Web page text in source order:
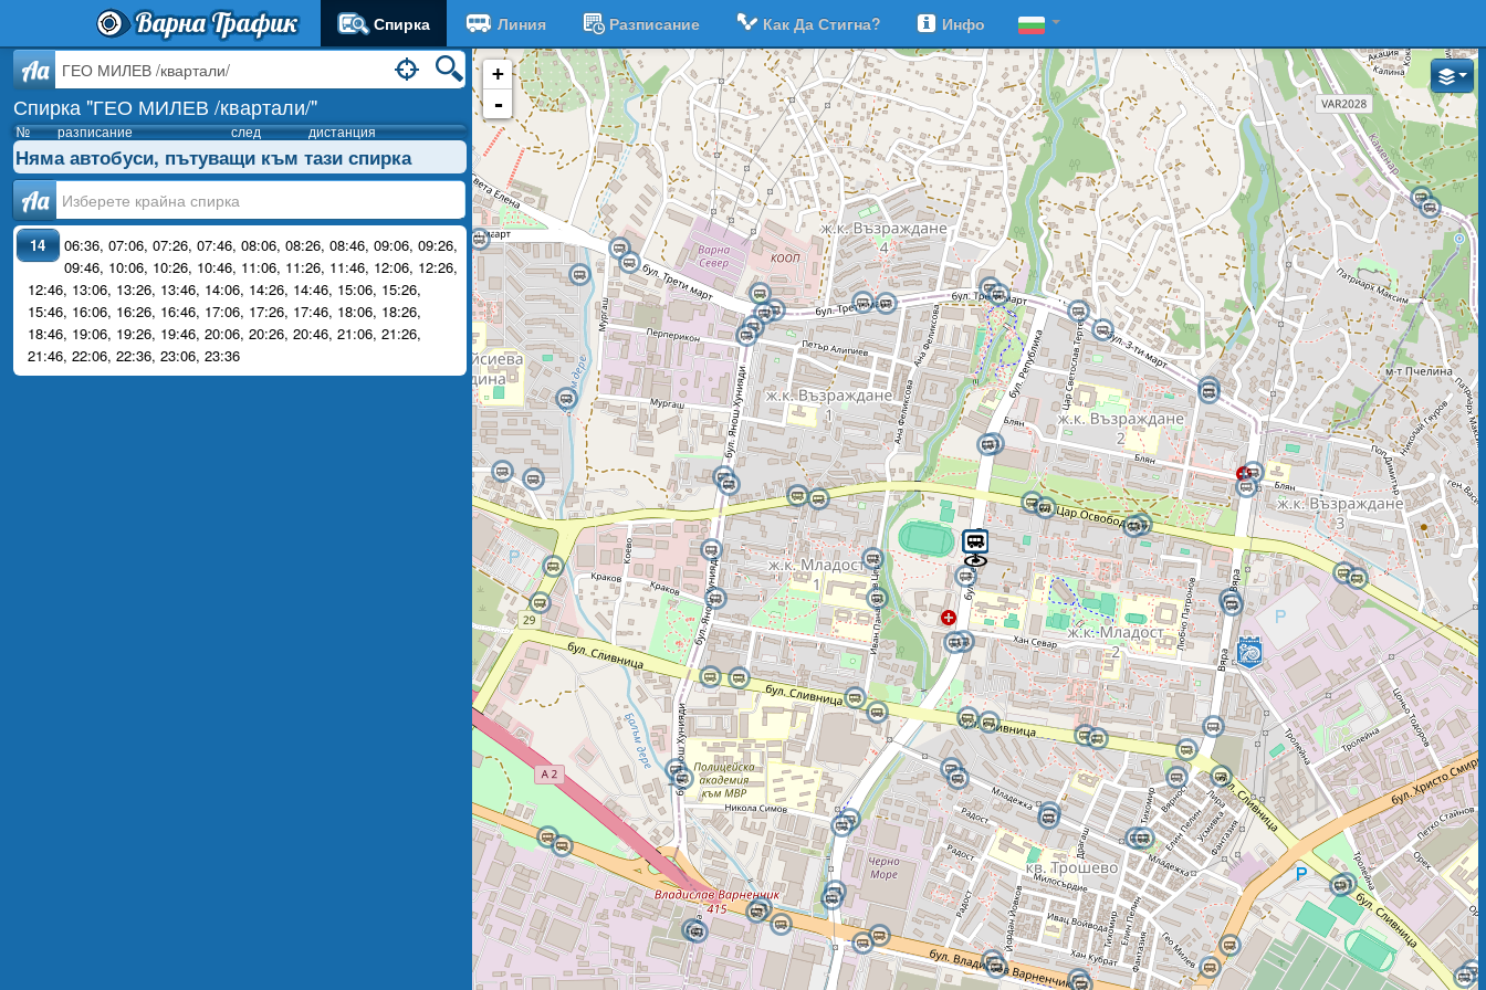
Варна Трафик Спирка Линия Разписание Как Да Стигна? Инфо
Aa
Спирка "ГЕО МИЛЕВ /квартали/"
№ разписание след дистанция
Няма автобуси, пътуващи към тази спирка
Аа
14 06:36, 07:06, 07:26, 07:46, 08:06, 08:26, 08:46, 09:06, 09:26,
09:46, 10:06, 10:26, 10:46, 11:06, 11:26, 11:46, 12:06, 12:26,
12:46, 13:06, 13:26, 13:46, 14:06, 14:26, 14:46, 15:06, 15:26,
15:46, 16:06, 16:26, 16:46, 17:06, 17:26, 17:46, 18:06, 18:26,
18:46, 19:06, 19:26, 19:46, 20:06, 20:26, 20:46, 21:06, 21:26,
21:46, 22:06, 22:36, 23:06, 23:36
+
-